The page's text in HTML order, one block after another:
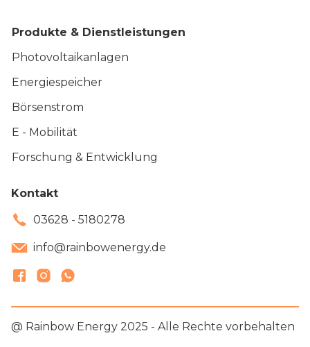
Produkte & Dienstleistungen
Photovoltaikanlagen
Energiespeicher
Börsenstrom
E - Mobilität
Forschung & Entwicklung
Kontakt
03628 - 5180278
info@rainbowenergy.de
@ Rainbow Energy 2025 - Alle Rechte vorbehalten